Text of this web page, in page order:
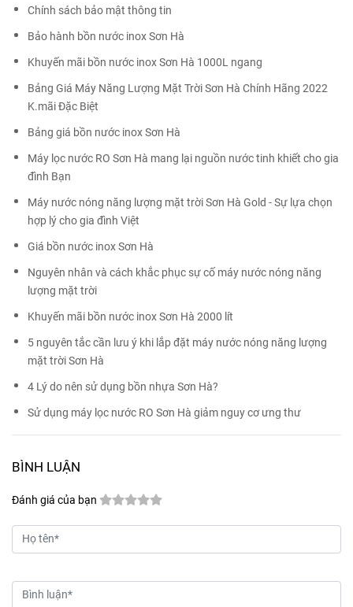
Chính sách bảo mật thông tin
Bảo hành bồn nước inox Sơn Hà
Khuyến mãi bồn nước inox Sơn Hà 1000L ngang
Bảng Giá Máy Năng Lượng Mặt Trời Sơn Hà Chính Hãng 2022
K.mãi Đặc Biệt
Bảng giá bồn nước inox Sơn Hà
Máy lọc nước RO Sơn Hà mang lại nguồn nước tinh khiết cho gia
đình Bạn
Máy nước nóng năng lượng mặt trời Sơn Hà Gold - Sự lựa chọn
hợp lý cho gia đình Việt
Giá bồn nước inox Sơn Hà
Nguyên nhân và cách khắc phục sự cố máy nước nóng năng
lượng mặt trời
Khuyến mãi bồn nước inox Sơn Hà 2000 lít
5 nguyên tắc cần lưu ý khi lắp đặt máy nước nóng năng lượng
mặt trời Sơn Hà
4 Lý do nên sử dụng bồn nhựa Sơn Hà?
Sử dụng máy lọc nước RO Sơn Hà giảm nguy cơ ưng thư
BÌNH LUẬN
Đánh giá của bạn